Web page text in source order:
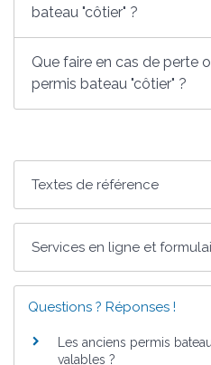
bateau "côtier" ?
Que faire en cas de perte
permis bateau "côtier" ?
Textes de référence
Services en ligne et
Questions ? Réponses !
Les anciens permis
valables ?